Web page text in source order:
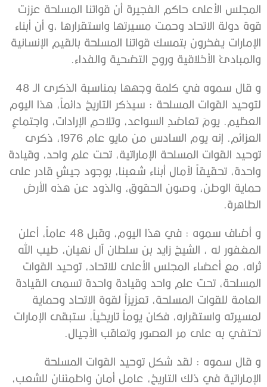
المجلس الأعلى حاكم الفجيرة أن قواتنا المسلحة عززت
قوة دولة الاتحاد وحمت مسيرتها واستقرارها ،و أن أبناء
الإمارات يفخرون بتمسك قواتنا المسلحة بالقيم الإنسانية
والمبادئ الأخلاقية وروح التضحية والفداء.
و قال سموه في كلمة وجهها بمناسبة الذكرى الـ 48
لتوحيد القوات المسلحة : سيذكر التاريخ دائماً، هذا اليوم
العظيم. يومَ تعاضدِ السواعد، وتلاحمِ الإرادات، واجتماعِ
العزائم. إنه يوم السادس من مايو عام 1976، ذكرى
توحيد القوات المسلحة الإماراتية، تحت علم واحد، وقيادة
واحدة، تحقيقاً لآمال أبناء شعبنا، بوجود جيشٍ قادر على
حماية الوطن، وصون الحقوق، والذود عن هذه الأرض
الطاهرة.
و أضاف سموه : في هذا اليوم، وقبل 48 عاماً، أعلن
المغفور له ، الشيخ زايد بن سلطان آل نهيان، طيب الله
ثراه، مع أعضاء المجلس الأعلى للاتحاد، توحيد القوات
المسلحة، تحت علم واحد وقيادة واحدة تسمى القيادة
العامة للقوات المسلحة، تعزيزاً لقوة الاتحاد وحماية
لمسيرته واستقراره، فكان يوماً تاريخياً، ستبقى الإمارات
تحتفي به على مر العصور وتعاقب الأجيال.
و قال سموه : لقد شكل توحيد القوات المسلحة
الإماراتية في ذلك التاريخ، عامل أمان واطمئنان للشعب،